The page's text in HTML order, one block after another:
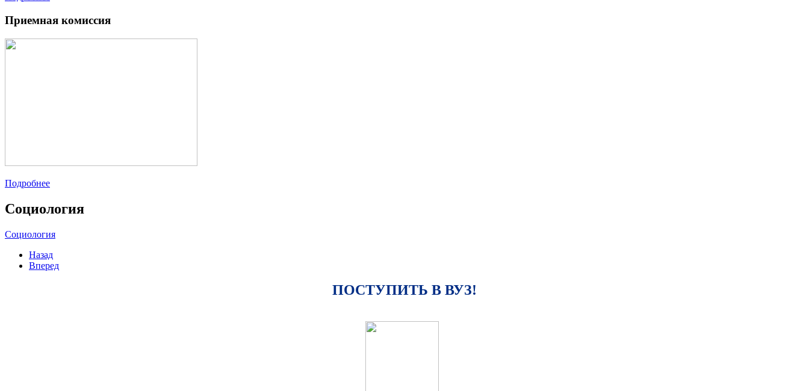
Приемная комиссия
Подробнее
Социология
Социология
Назад
Вперед
ПОСТУПИТЬ В ВУЗ!